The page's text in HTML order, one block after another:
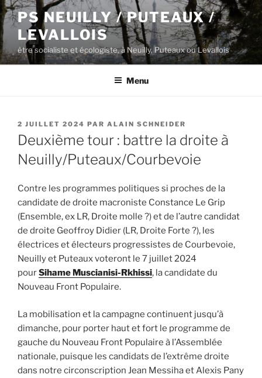
Aller
au
contenu
principal
PS NEUILLY / PUTEAUX /
LEVALLOIS
être socialiste et écologiste, à Neuilly, Puteaux ou Levallois
Menu
PUBLIÉ
LE
2 JUILLET 2024 PAR ALAIN SCHNEIDER
Deuxième tour : battre la droite à
Neuilly/Puteaux/Courbevoie
Contre les programmes politiques si proches de la
candidate de droite macroniste Constance Le Grip
(Ensemble, ex LR, Droite molle ?) et de l’autre candidat
de droite Geoffroy Didier (LR, Droite Forte ?), les
électrices et électeurs progressistes de Courbevoie,
Neuilly et Puteaux voteront le 7 juillet 2024
pourSihame Muscianisi-Rkhissi, la candidate du
Nouveau Front Populaire.
La mobilisation et la campagne continuent jusqu’à
dimanche, pour porter haut et fort le programme de
gauche du Nouveau Front Populaire à l’Assemblée
nationale, puisque les candidats de l’extrême droite
dans notre circonscription Jean Messiha et Alexis Pany